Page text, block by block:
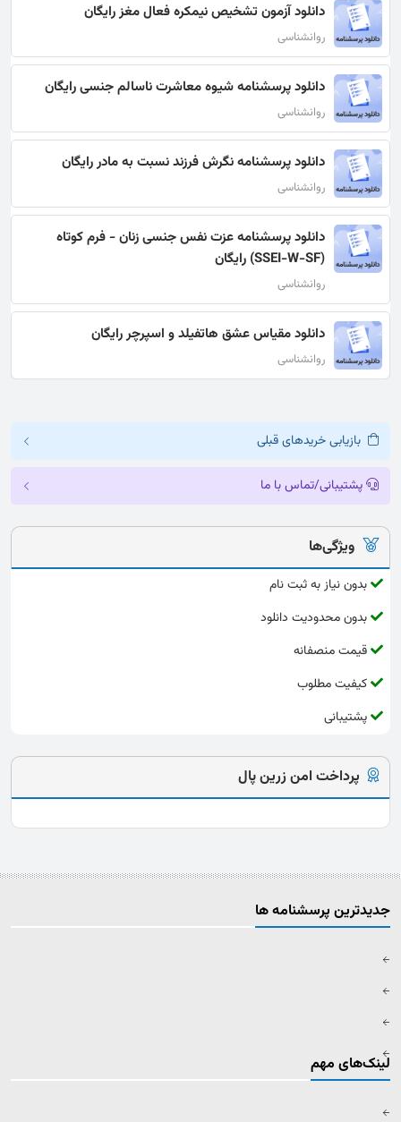
دانلود آزمون تشخیص نیمکره فعال مغز رایگان
روانشناسی
دانلود پرسشنامه شیوه معاشرت ناسالم جنسی رایگان
روانشناسی
دانلود پرسشنامه نگرش فرزند نسبت به مادر رایگان
روانشناسی
دانلود پرسشنامه عزت نفس جنسی زنان - فرم کوتاه
(SSEI-W-SF) رایگان
روانشناسی
دانلود مقیاس عشق هاتفیلد و اسپرچر رایگان
روانشناسی
بازیابی خریدهای قبلی
پشتیبانی/تماس با ما
ویژگی‌ها
بدون نیاز به ثبت نام
بدون محدودیت دانلود
قیمت منصفانه
کیفیت مطلوب
پشتیبانی
پرداخت امن زرین پال
جدیدترین پرسشنامه ها
لینک‌های مهم